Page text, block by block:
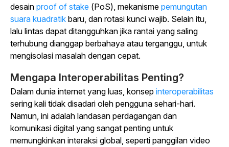
desain proof of stake (PoS), mekanisme pemungutan
suara kuadratik baru, dan rotasi kunci wajib. Selain itu,
lalu lintas dapat ditangguhkan jika rantai yang saling
terhubung dianggap berbahaya atau terganggu, untuk
mengisolasi masalah dengan cepat.
Mengapa Interoperabilitas Penting?
Dalam dunia internet yang luas, konsep interoperabilitas
sering kali tidak disadari oleh pengguna sehari-hari.
Namun, ini adalah landasan perdagangan dan
komunikasi digital yang sangat penting untuk
memungkinkan interaksi global, seperti panggilan video